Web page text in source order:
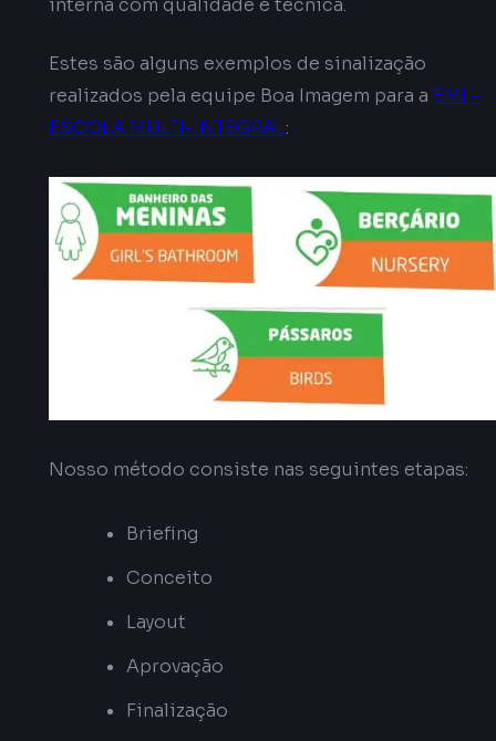
interna com qualidade e técnica.
Estes são alguns exemplos de sinalização
realizados pela equipe Boa Imagem para a EMI –
ESCOLA MULTI-INTEGRAL:
Nosso método consiste nas seguintes etapas:
Briefing
Conceito
Layout
Aprovação
Finalização